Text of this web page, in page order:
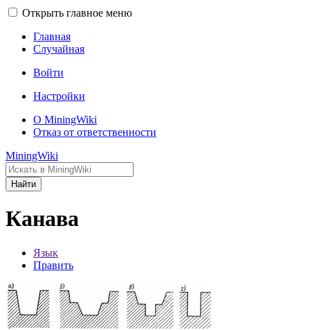
Открыть главное меню
Главная
Случайная
Войти
Настройки
О MiningWiki
Отказ от ответственности
MiningWiki
Найти
Канава
Язык
Править